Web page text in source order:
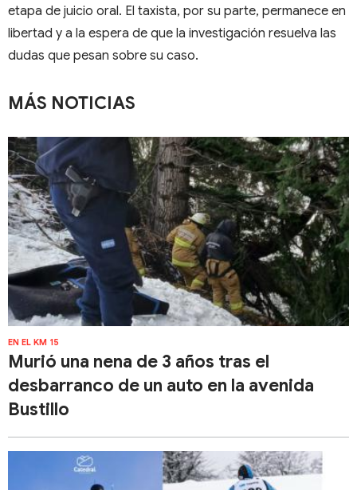
etapa de juicio oral. El taxista, por su parte, permanece en
libertad y a la espera de que la investigación resuelva las
dudas que pesan sobre su caso.
MÁS NOTICIAS
EN EL KM 15
Murió una nena de 3 años tras el
desbarranco de un auto en la avenida
Bustillo